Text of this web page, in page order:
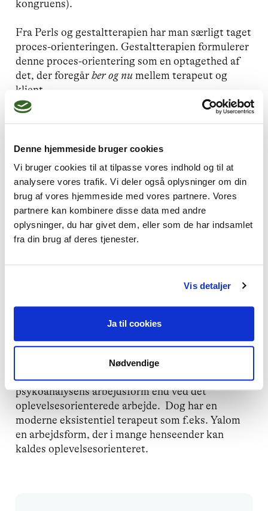
Denne hjemmeside bruger cookies
Vi bruger cookies til at tilpasse vores indhold og til at
analysere vores trafik. Vi deler også oplysninger om din
brug af vores hjemmeside med vores partnere. Vores
partnere kan kombinere disse data med andre
oplysninger, du har givet dem, eller som de har indsamlet
fra din brug af deres tjenester.
Vis detaljer
Ja til cookies
Nødvendige
kongruens).
Fra Perls og gestaltterapien har man særligt taget
proces-orienteringen. Gestaltterapien formulerer
denne proces-orientering som en optagethed af
det, der foregårher og numellem terapeut og
klient.
et jeg-du forhold, således som Martin Buber har
formuleret det.
Der har siden 1950’ernes formulering af den
humanistiske psykologi været en tradition for at
knytte eksistentiel psykoterapi sammen med de
oplevelsesorienterede traditioner – måske først
og fremmest fordi man havde et fælles ideologisk
bagland i form af fænomenologisk og eksistentiel
Om end de anvendte fortolkningsmatricer er
anderledes end psykoanalysens, arbejder den
som Binzwanger og Boss i Europa og til May og
Bugenthal i USA, imidlertid konkret med
fortolkninger på måder, som er nærmere ved
psykoanalysens arbejdsform end ved det
oplevelsesorienterede arbejde. Dog har en
moderne eksistentiel terapeut som f.eks. Yalom
en arbejdsform, der i mange henseender kan
kaldes oplevelsesorienteret.